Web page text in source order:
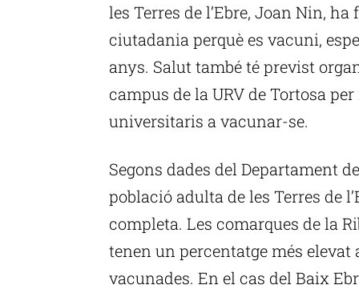
les Terres de l’Ebre, Joan Nin,
ciutadania perquè es vacuni,
anys. Salut també té previst
campus de la URV de Tortosa
universitaris a vacunar-se.
Segons dades del Departament
població adulta de les Terres de
completa. Les comarques de la
tenen un percentatge més elevat
vacunades. En el cas del Baix